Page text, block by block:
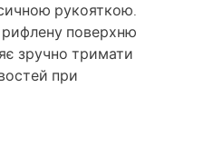
рукояткою.
рифлену поверхню
зручно тримати
при